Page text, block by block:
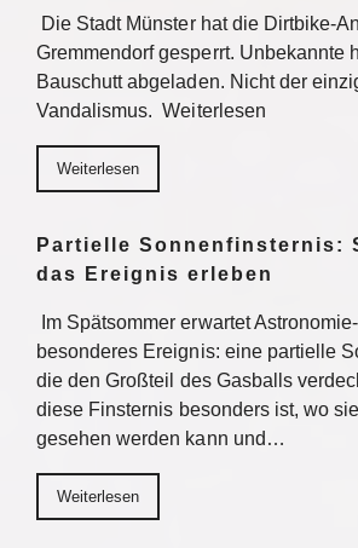
Die Stadt Münster hat die Dirtbike-
Gremmendorf gesperrt. Unbekannte
Bauschutt abgeladen. Nicht der
Vandalismus. Weiterlesen
Weiterlesen
Partielle Sonnenfinsternis:
das Ereignis erleben
Im Spätsommer erwartet
besonderes Ereignis: eine partielle
die den Großteil des Gasballs
diese Finsternis besonders ist, wo
gesehen werden kann und…
Weiterlesen